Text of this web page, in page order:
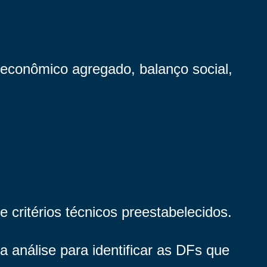
agregado, balanço social,
critérios técnicos preestabelecidos.
análise para identificar as DFs que